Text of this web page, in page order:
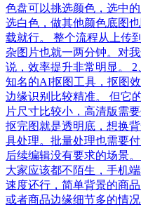
色盘可以挑选颜色，选中
选白色，做其他颜色底图
载就行。 整个流程从上传
杂图片也就一两分钟。对
说，效率提升非常明显。 2
知名的AI抠图工具，抠图
边缘识别比较精准。 但它
片尺寸比较小，高清版需
抠完图就是透明底，想换
具处理。批量处理也需要
后续编辑没有要求的场景
大家应该都不陌生，手机
速度还行，简单背景的商
或者商品边缘细节多的情